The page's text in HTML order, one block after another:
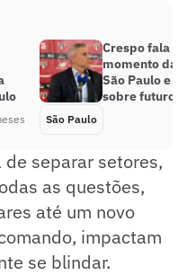
Crespo fala
momento da
São Paulo e
sobre futuro
São Paulo
separar setores,
as questões,
até um novo
impactam
se blindar.